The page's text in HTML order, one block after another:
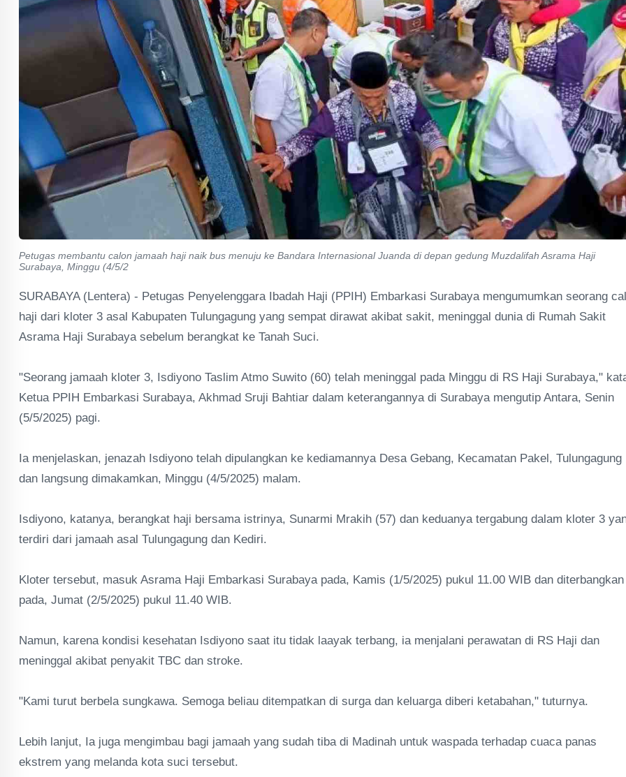
Petugas membantu calon jamaah haji naik bus menuju ke Bandara Internasional Juanda di depan gedung Muzdalifah Asrama Haji
Surabaya, Minggu (4/5/2
SURABAYA (Lentera) - Petugas Penyelenggara Ibadah Haji (PPIH) Embarkasi Surabaya mengumumkan seorang
haji dari kloter 3 asal Kabupaten Tulungagung yang sempat dirawat akibat sakit, meninggal dunia di Rumah Sakit
Asrama Haji Surabaya sebelum berangkat ke Tanah Suci.
"Seorang jamaah kloter 3, Isdiyono Taslim Atmo Suwito (60) telah meninggal pada Minggu di RS Haji Surabaya,"
Ketua PPIH Embarkasi Surabaya, Akhmad Sruji Bahtiar dalam keterangannya di Surabaya mengutip Antara, Senin
(5/5/2025) pagi.
Ia menjelaskan, jenazah Isdiyono telah dipulangkan ke kediamannya Desa Gebang, Kecamatan Pakel, Tulungagung
dan langsung dimakamkan, Minggu (4/5/2025) malam.
Isdiyono, katanya, berangkat haji bersama istrinya, Sunarmi Mrakih (57) dan keduanya tergabung dalam kloter 3
terdiri dari jamaah asal Tulungagung dan Kediri.
Kloter tersebut, masuk Asrama Haji Embarkasi Surabaya pada, Kamis (1/5/2025) pukul 11.00 WIB dan diterbangkan
pada, Jumat (2/5/2025) pukul 11.40 WIB.
Namun, karena kondisi kesehatan Isdiyono saat itu tidak laayak terbang, ia menjalani perawatan di RS Haji dan
meninggal akibat penyakit TBC dan stroke.
"Kami turut berbela sungkawa. Semoga beliau ditempatkan di surga dan keluarga diberi ketabahan," tuturnya.
Lebih lanjut, Ia juga mengimbau bagi jamaah yang sudah tiba di Madinah untuk waspada terhadap cuaca panas
ekstrem yang melanda kota suci tersebut.